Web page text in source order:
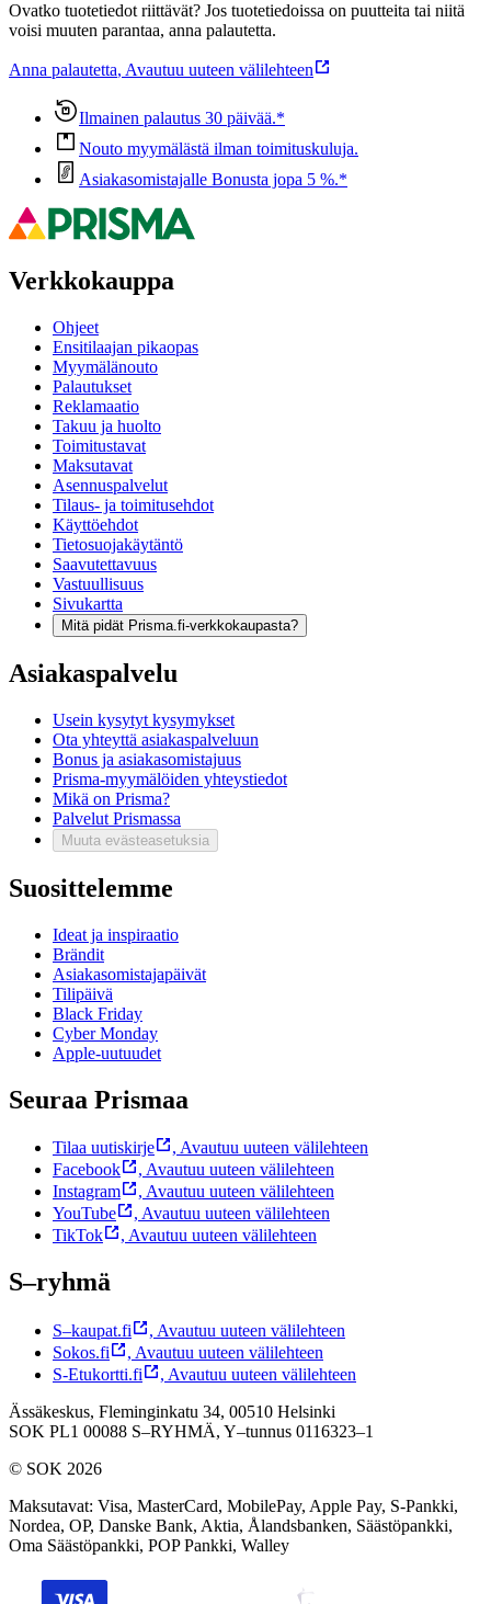
Ovatko tuotetiedot riittävät? Jos tuotetiedoissa on puutteita tai niitä
voisi muuten parantaa, anna palautetta.
Anna palautetta, Avautuu uuteen välilehteen
Ilmainen palautus 30 päivää.*
Nouto myymälästä ilman toimituskuluja.
Asiakasomistajalle Bonusta jopa 5 %.*
Verkkokauppa
Ohjeet
Ensitilaajan pikaopas
Myymälänouto
Palautukset
Reklamaatio
Takuu ja huolto
Toimitustavat
Maksutavat
Asennuspalvelut
Tilaus- ja toimitusehdot
Käyttöehdot
Tietosuojakäytäntö
Saavutettavuus
Vastuullisuus
Sivukartta
Mitä pidät Prisma.fi-verkkokaupasta?
Asiakaspalvelu
Usein kysytyt kysymykset
Ota yhteyttä asiakaspalveluun
Bonus ja asiakasomistajuus
Prisma-myymälöiden yhteystiedot
Mikä on Prisma?
Palvelut Prismassa
Muuta evästeasetuksia
Suosittelemme
Ideat ja inspiraatio
Brändit
Asiakasomistajapäivät
Tilipäivä
Black Friday
Cyber Monday
Apple-uutuudet
Seuraa Prismaa
Tilaa uutiskirje , Avautuu uuteen välilehteen
Facebook
, Avautuu uuteen välilehteen
Instagram
, Avautuu uuteen välilehteen
YouTube
, Avautuu uuteen välilehteen
TikTok
, Avautuu uuteen välilehteen
S–ryhmä
S–kaupat.fi , Avautuu uuteen välilehteen
Sokos.fi
, Avautuu uuteen välilehteen
S-Etukortti.fi
, Avautuu uuteen välilehteen
Ässäkeskus, Fleminginkatu 34, 00510 Helsinki
SOK PL1 00088 S–RYHMÄ, Y–tunnus 0116323–1
© SOK 2026
Maksutavat: Visa, MasterCard, MobilePay, Apple Pay, S-Pankki,
Nordea, OP, Danske Bank, Aktia, Ålandsbanken, Säästöpankki,
Oma Säästöpankki, POP Pankki, Walley